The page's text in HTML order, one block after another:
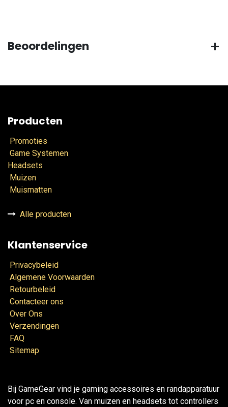
Beoordelingen
Producten
Promoties
Game Systemen
Headsets
Muizen
Muismatten
Alle producten
Klantenservice
Privacybeleid
Algemene Voorwaarden
Retourbeleid
Contacteer ons
Over Ons
Verzendingen
FAQ
Sitemap
Bij GameGear vind je gaming accessoires en randapparatuur
voor pc en console. Van muizen en headsets tot controllers